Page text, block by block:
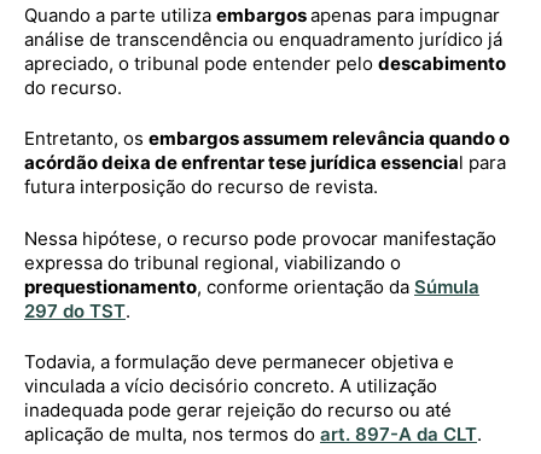
Quando a parte utiliza embargosapenas para impugnar
análise de transcendência ou enquadramento jurídico já
apreciado, o tribunal pode entender pelo descabimento
do recurso.
Entretanto, os embargos assumem relevância quando o
acórdão deixa de enfrentar tese jurídica essencial para
futura interposição do recurso de revista.
Nessa hipótese, o recurso pode provocar manifestação
expressa do tribunal regional, viabilizando o
prequestionamento, conforme orientação da Súmula
297 do TST.
Todavia, a formulação deve permanecer objetiva e
vinculada a vício decisório concreto. A utilização
inadequada pode gerar rejeição do recurso ou até
aplicação de multa, nos termos do art. 897-A da CLT.